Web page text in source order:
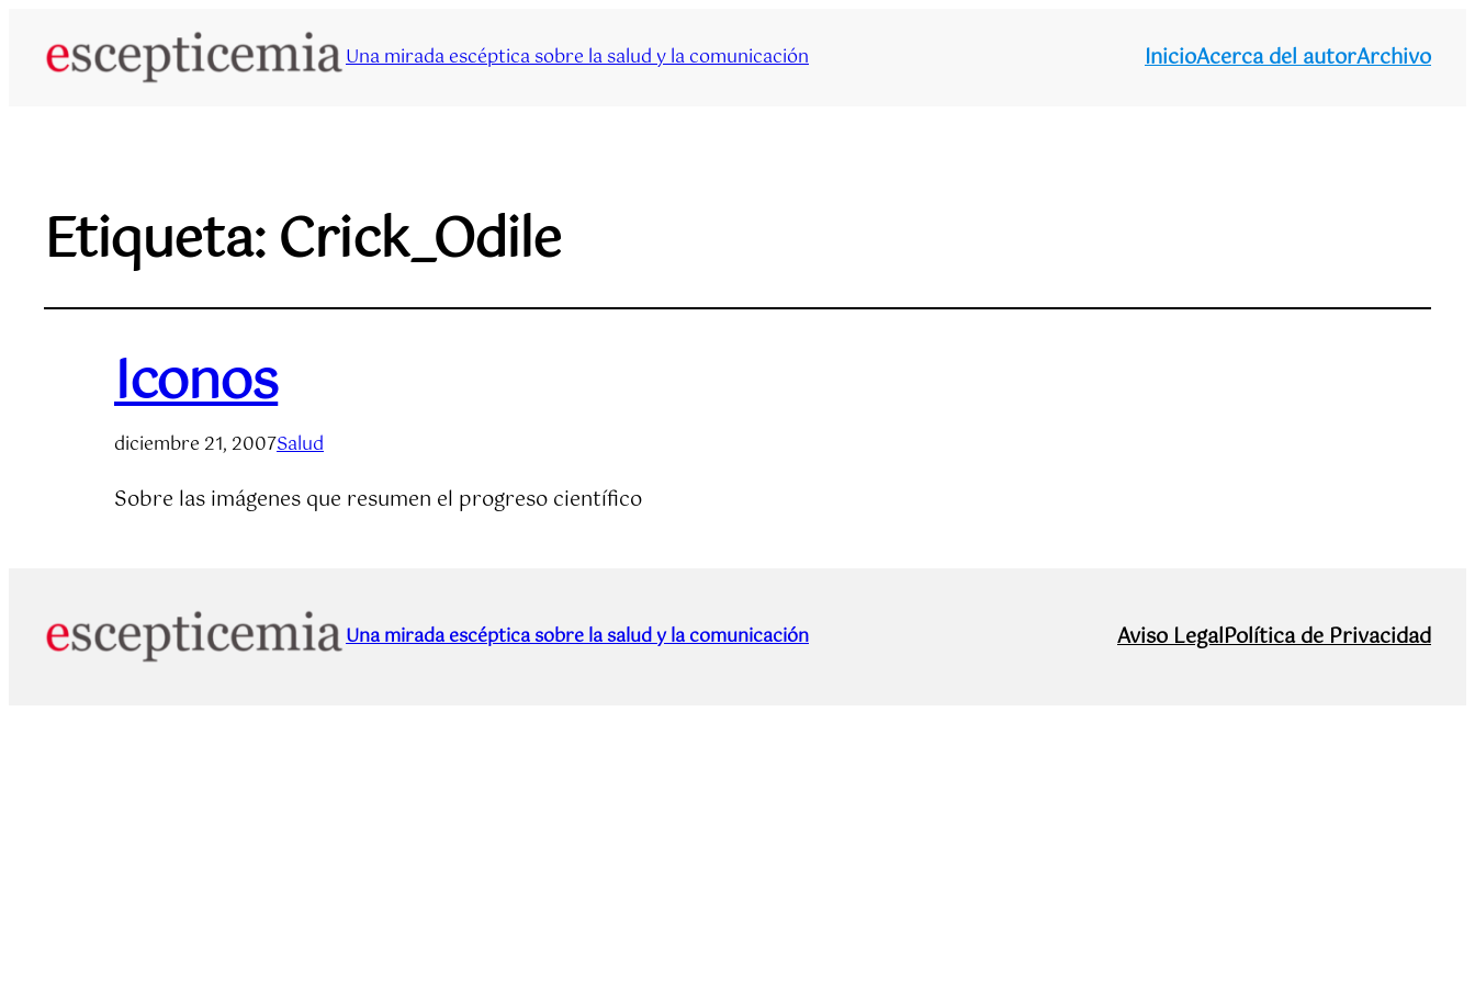
Una mirada escéptica sobre la salud y la comunicación InicioAcerca del autorArchivo
Etiqueta:Crick_Odile
Iconos
diciembre 21, 2007Salud
Sobre las imágenes que resumen el progreso científico
Una mirada escéptica sobre la salud y la comunicación Aviso LegalPolítica de Privacidad